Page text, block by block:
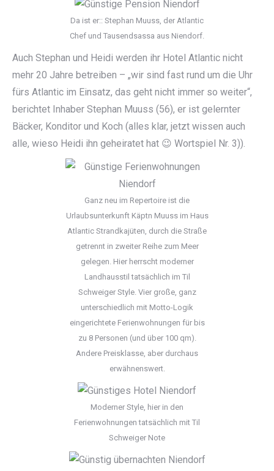
Da ist er:: Stephan Muuss, der Atlantic
Chef und Tausendsassa aus Niendorf.
Auch Stephan und Heidi werden ihr Hotel Atlantic nicht
mehr 20 Jahre betreiben – „wir sind fast rund um die Uhr
fürs Atlantic im Einsatz, das geht nicht immer so weiter“,
berichtet Inhaber Stephan Muuss (56), er ist gelernter
Bäcker, Konditor und Koch (alles klar, jetzt wissen auch
alle, wieso Heidi ihn geheiratet hat 😉 Wortspiel Nr. 3)).
Ganz neu im Repertoire ist die
Urlaubsunterkunft Käptn Muuss im Haus
Atlantic Strandkajüten, durch die Straße
getrennt in zweiter Reihe zum Meer
gelegen. Hier herrscht moderner
Landhausstil tatsächlich im Til
Schweiger Style. Vier große, ganz
unterschiedlich mit Motto-Logik
eingerichtete Ferienwohnungen für bis
zu 8 Personen (und über 100 qm).
Andere Preisklasse, aber durchaus
erwähnenswert.
Moderner Style, hier in den
Ferienwohnungen tatsächlich mit Til
Schweiger Note